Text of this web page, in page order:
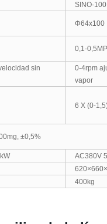
SINO-100
Φ64x100
0,1-
sin
0-4rpm
vapor
6 X (0-
±0,5%
AC380V
400kg